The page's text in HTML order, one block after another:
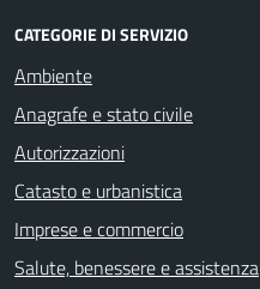
CATEGORIE DI SERVIZIO
Ambiente
Anagrafe e stato civile
Autorizzazioni
Catasto e urbanistica
Imprese e commercio
Salute, benessere e assistenza